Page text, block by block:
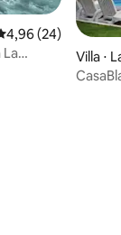
: 4,91 sur 5
4,96 (24)
Villa ⋅